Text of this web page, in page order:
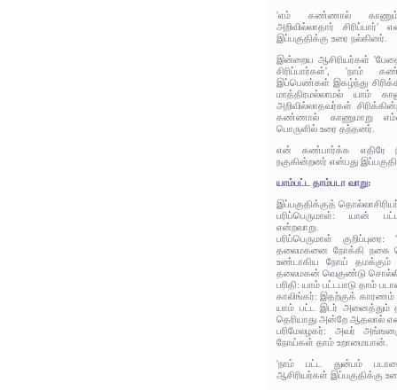
'எம் கண்ணால்
அறிவில்லாதார் சிரிப்பார்'
இப்பகுதிக்கு உரை நல்கினர்.
இன்றைய ஆசிரியர்கள்
சிரிப்பார்கள்', 'நாம்
இப்பெண்கள் இகழ்ந்து
மாத்திரமல்லாமல் யாம்
அறிவில்லாதவர்கள்
கண்ணால் காணுமாறு
பொருளில் உரை தந்தனர்.
என் கண்பார்க்க எதிரே
நகுகின்றனர் என்பது
யாம்பட்ட தாம்படா வாறு:
இப்பகுதிக்குத்
பரிப்பெருமாள்: யான்
என்றவாறு.
பரிப்பெருமாள்
தலைமகனை நோக்கி நகை
உண்டாகிய நோய் தமக்கும்
தலைமகன் வெகுண்டு
பரிதி: யாம் பட்டபாடு தாம்
காலிங்கர்: இதற்குக்
யாம் பட்ட இடர் அனைத்தும்
தெரியாது அன்றே ஆதலால்
பரிமேலழகர்: அவர்
நோய்கள் தாம் உறாமையான்.
'நாம் பட்ட துன்பம்
ஆசிரியர்கள் இப்பகுதிக்கு